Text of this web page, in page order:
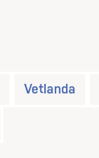
Vetlanda